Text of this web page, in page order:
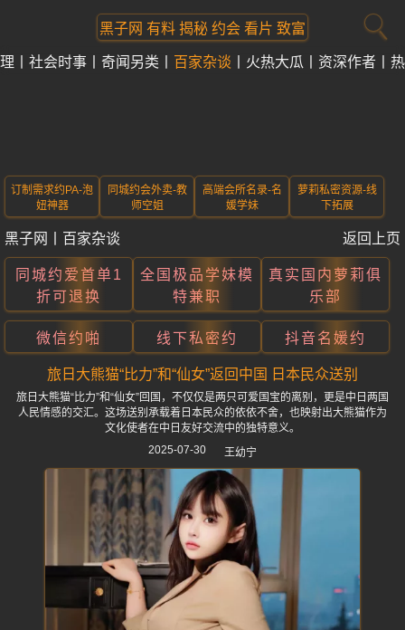
黑子网 有料 揭秘 约会 看片 致富
社会时事 奇闻另类 百家杂谈 火热大瓜 资深作者
订制需求约PA-泡
妞神器
同城约会外卖-教
师空姐
高端会所名录-名
媛学妹
萝莉私密资源-线
下拓展
黑子网 百家杂谈 返回上页
同城约爱首单1
折可退换
全国极品学妹模
特兼职
真实国内萝莉俱
乐部
微信约啪 线下私密约 抖音名媛约
旅日大熊猫“比力”和“仙女”返回中国 日本民众送别
旅日大熊猫“比力”和“仙女”回国，不仅仅是两只可爱国宝的离别，更是中日两国
人民情感的交汇。这场送别承载着日本民众的依依不舍，也映射出大熊猫作为
文化使者在中日友好交流中的独特意义。
2025-07-30
王幼宁